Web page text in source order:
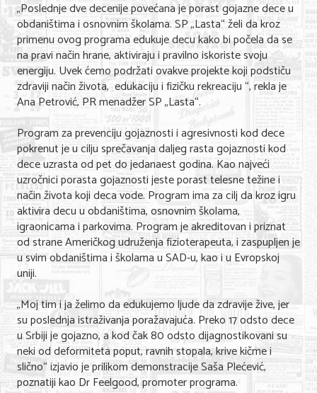
Sport i rekreacija
Hobi i razonoda
ADRESAR
Posao
Usluge
Nega lica i tela
Shopping
Sve za venčanje
Sve za decu
Kuća i bašta
Gastronomija
Sport i rekreacija
Zdravlje i medicina
„Poslednje dve decenije povećana je porast gojazne dece u
obdaništima i osnovnim školama. SP „Lasta“ želi da kroz
primenu ovog programa edukuje decu kako bi počela da se
na pravi način hrane, aktiviraju i pravilno iskoriste svoju
energiju. Uvek ćemo podržati ovakve projekte koji podstiču
zdraviji način života, edukaciju i fizičku rekreaciju “, rekla je
Ana Petrović, PR menadžer SP „Lasta“.
Program za prevenciju gojaznosti i agresivnosti kod dece
pokrenut je u cilju sprečavanja daljeg rasta gojaznosti kod
dece uzrasta od pet do jedanaest godina. Kao najveći
uzročnici porasta gojaznosti jeste porast telesne težine i
način života koji deca vode. Program ima za cilj da kroz igru
aktivira decu u obdaništima, osnovnim školama,
igraonicama i parkovima. Program je akreditovan i priznat
od strane Američkog udruženja fizioterapeuta, i zaspupljen je
u svim obdaništima i školama u SAD-u, kao i u Evropskoj
uniji.
„Moj tim i ja želimo da edukujemo ljude da zdravije žive, jer
su poslednja istraživanja poražavajuća. Preko 17 odsto dece
u Srbiji je gojazno, a kod čak 80 odsto dijagnostikovani su
neki od deformiteta poput, ravnih stopala, krive kičme i
slično“ izjavio je prilikom demonstracije Saša Plećević,
poznatiji kao Dr Feelgood, promoter programa.